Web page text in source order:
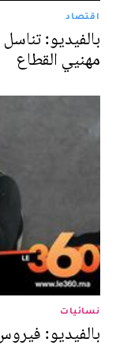
اقتصاد
بالفيديو:
مهنيي القطاع
نسائيات
بالفيديو: